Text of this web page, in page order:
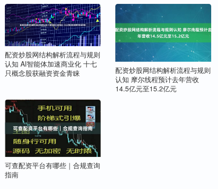
配资炒股网结构解析流程与规则
认知 AI智能体加速商业化 十七
只概念股获融资资金青睐
配资炒股网结构解析流程与规则
认知 摩尔线程预计去年营收
14.5亿元至15.2亿元
可查配资平台有哪些｜合规查询
指南